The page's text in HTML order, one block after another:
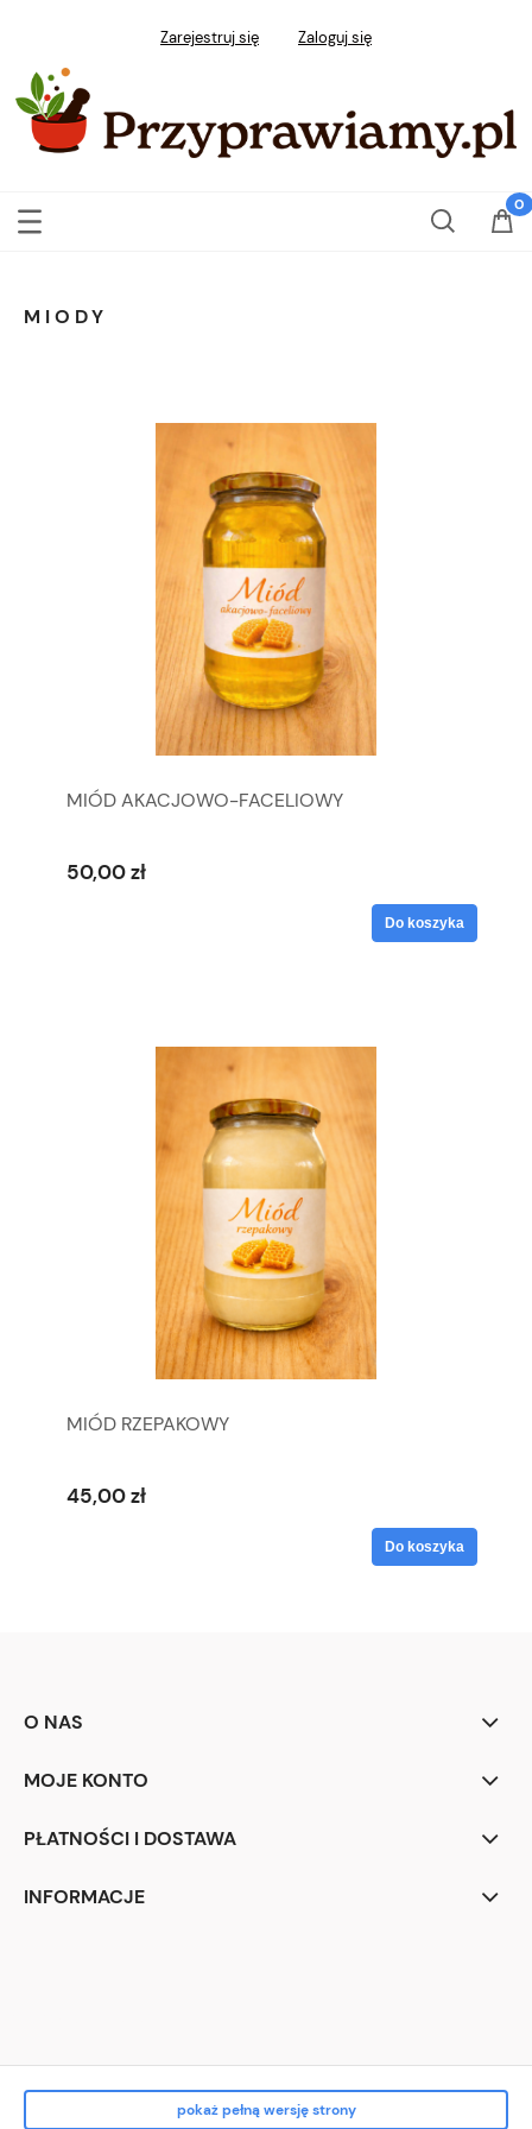
Zarejestruj się Zaloguj się
MIODY
MIÓD AKACJOWO-FACELIOWY
50,00 zł
Do koszyka
MIÓD RZEPAKOWY
45,00 zł
Do koszyka
O NAS
MOJE KONTO
PŁATNOŚCI I DOSTAWA
INFORMACJE
pokaż pełną wersję strony